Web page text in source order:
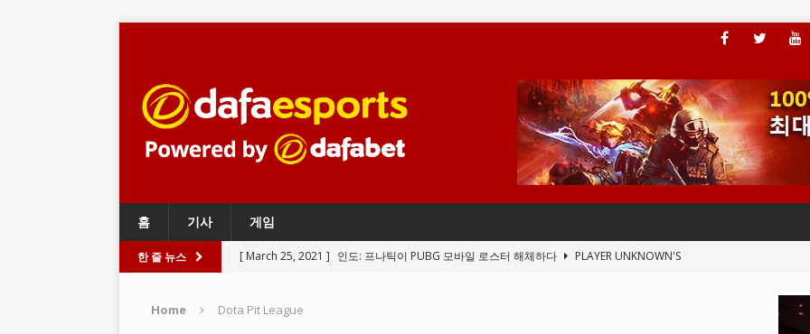
홈 기사 게임
한 줄 뉴스 [ March 25, 2021 ] 인도: 프나틱이 PUBG 모바일 로스터 해체하다
PLAYER UNKNOWN'S
[ March 24, 2021 ]
Home Dota Pit League